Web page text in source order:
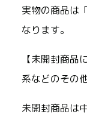
実物の商品は
なります。
【未開封商品
系などのその
未開封商品は